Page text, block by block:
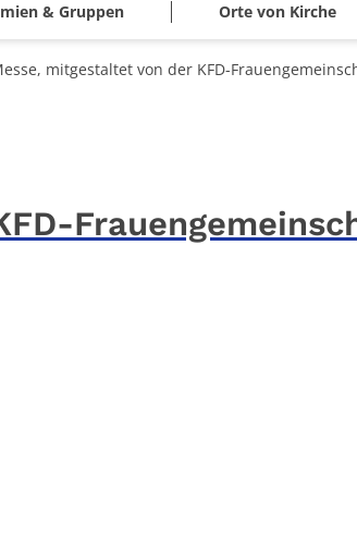
& Gruppen Orte von Kirche
mitgestaltet von der KFD-